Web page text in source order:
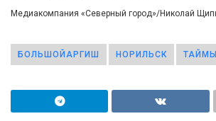
Медиакомпания «Северный город»/Николай
БОЛЬШОЙАРГИШ НОРИЛЬСК